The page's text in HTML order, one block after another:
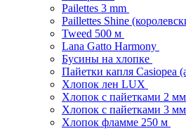
Pailettes 3 mm
Paillettes Shine
Tweed 500 м
Lana Gatto Harmony
Бусины на хлопке
Пайетки капля Casiopea
Хлопок лен LUX
Хлопок с пайетками 2 мм
Хлопок с пайетками 3 мм
Хлопок фламме 250 м